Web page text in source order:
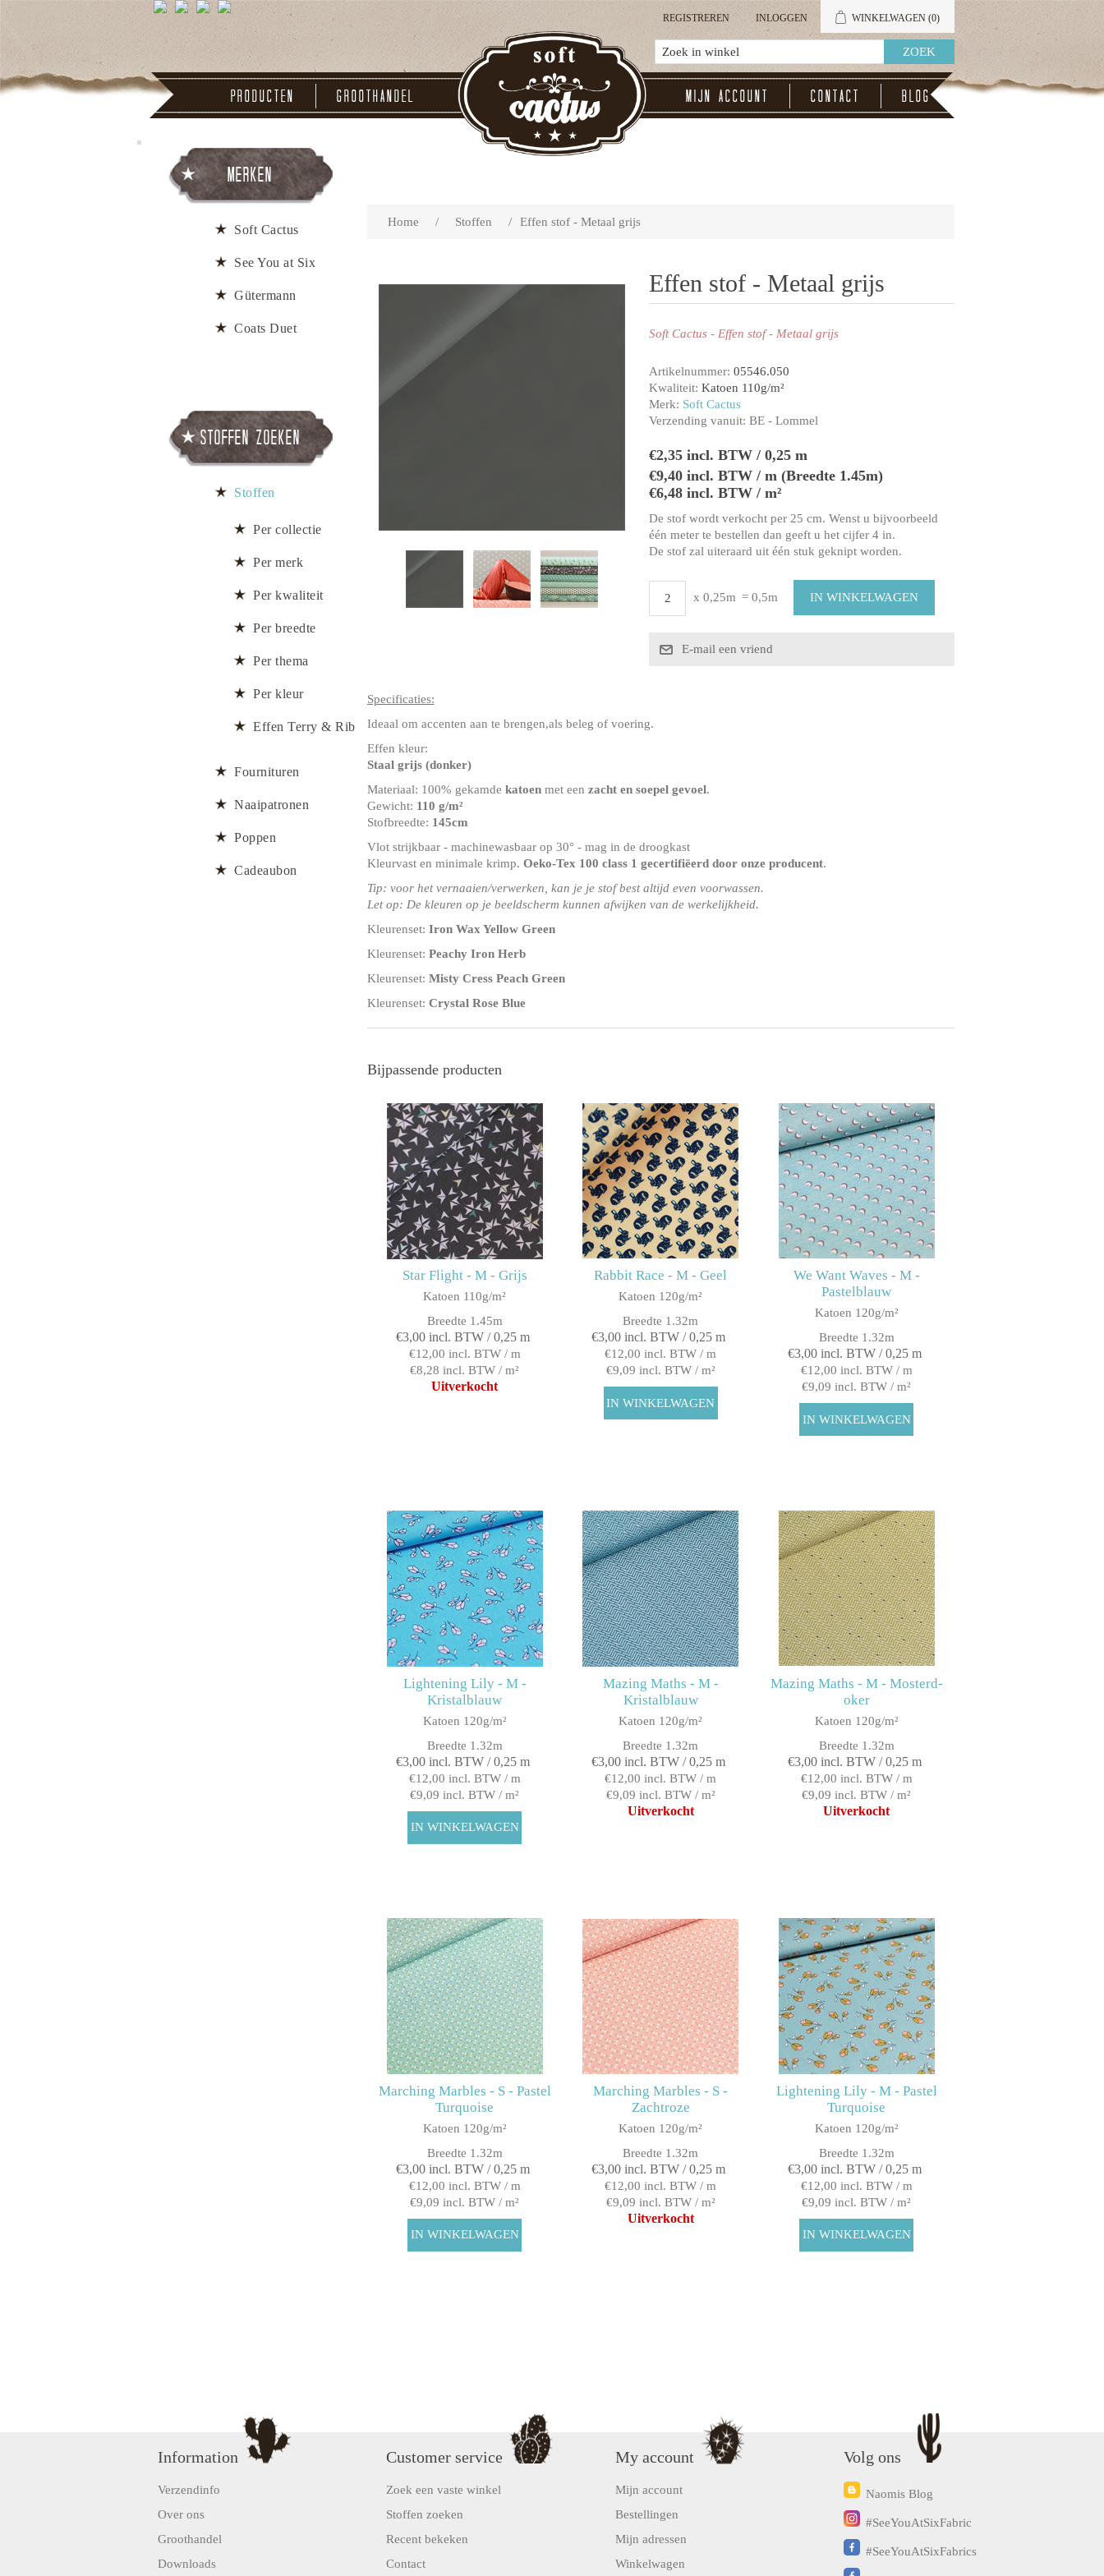
REGISTREREN INLOGGEN WINKELWAGEN (0)
Producten Groothandel Mijn account Contact Blog
Home / Stoffen / Effen stof - Metaal grijs
Effen stof - Metaal grijs
Soft Cactus - Effen stof - Metaal grijs
Artikelnummer: 05546.050
Kwaliteit: Katoen 110g/m²
Merk: Soft Cactus
Verzending vanuit: BE - Lommel
€2,35 incl. BTW / 0,25 m
€9,40 incl. BTW / m (Breedte 1.45m)
€6,48 incl. BTW / m²
De stof wordt verkocht per 25 cm. Wenst u bijvoorbeeld
één meter te bestellen dan geeft u het cijfer 4 in.
De stof zal uiteraard uit één stuk geknipt worden.
x 0,25m = 0,5m
Specificaties:
Ideaal om accenten aan te brengen,als beleg of voering.
Effen kleur:
Staal grijs (donker)
Materiaal: 100% gekamde katoenmet een zacht en soepel gevoel.
Gewicht: 110 g/m²
Stofbreedte: 145cm
Vlot strijkbaar - machinewasbaar op 30° - mag in de droogkast
Kleurvast en minimale krimp. Oeko-Tex 100 class 1 gecertifiëerd door onze producent.
Tip: voor het vernaaien/verwerken, kan je je stof best altijd even voorwassen.
Let op: De kleuren op je beeldscherm kunnen afwijken van de werkelijkheid.
Kleurenset: Iron Wax Yellow Green
Kleurenset: Peachy Iron Herb
Kleurenset: Misty Cress Peach Green
Kleurenset: Crystal Rose Blue
Bijpassende producten
Star Flight - M - Grijs
Katoen 110g/m²
Breedte 1.45m
€3,00 incl. BTW / 0,25 m
€12,00 incl. BTW / m
€8,28 incl. BTW / m²
Uitverkocht
Rabbit Race - M - Geel
Katoen 120g/m²
Breedte 1.32m
€3,00 incl. BTW / 0,25 m
€12,00 incl. BTW / m
€9,09 incl. BTW / m²
We Want Waves - M -
Pastelblauw
Katoen 120g/m²
Breedte 1.32m
€3,00 incl. BTW / 0,25 m
€12,00 incl. BTW / m
€9,09 incl. BTW / m²
Lightening Lily - M -
Kristalblauw
Katoen 120g/m²
Breedte 1.32m
€3,00 incl. BTW / 0,25 m
€12,00 incl. BTW / m
€9,09 incl. BTW / m²
Mazing Maths - M -
Kristalblauw
Katoen 120g/m²
Breedte 1.32m
€3,00 incl. BTW / 0,25 m
€12,00 incl. BTW / m
€9,09 incl. BTW / m²
Uitverkocht
Mazing Maths - M - Mosterd-
oker
Katoen 120g/m²
Breedte 1.32m
€3,00 incl. BTW / 0,25 m
€12,00 incl. BTW / m
€9,09 incl. BTW / m²
Uitverkocht
Marching Marbles - S - Pastel
Turquoise
Katoen 120g/m²
Breedte 1.32m
€3,00 incl. BTW / 0,25 m
€12,00 incl. BTW / m
€9,09 incl. BTW / m²
Marching Marbles - S -
Zachtroze
Katoen 120g/m²
Breedte 1.32m
€3,00 incl. BTW / 0,25 m
€12,00 incl. BTW / m
€9,09 incl. BTW / m²
Uitverkocht
Lightening Lily - M - Pastel
Turquoise
Katoen 120g/m²
Breedte 1.32m
€3,00 incl. BTW / 0,25 m
€12,00 incl. BTW / m
€9,09 incl. BTW / m²
Merken
Soft Cactus
See You at Six
Gütermann
Coats Duet
Stoffen zoeken
Stoffen
Per collectie
Per merk
Per kwaliteit
Per breedte
Per thema
Per kleur
Effen Terry & Rib
Fournituren
Naaipatronen
Poppen
Cadeaubon
Information
Verzendinfo
Over ons
Groothandel
Downloads
Customer service
Zoek een vaste winkel
Stoffen zoeken
Recent bekeken
Contact
My account
Mijn account
Bestellingen
Mijn adressen
Winkelwagen
Volg ons
Naomis Blog
#SeeYouAtSixFabric
#SeeYouAtSixFabrics